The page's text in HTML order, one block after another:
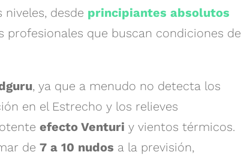
desde principiantes absolutos
profesionales que buscan condiciones de
, ya que a menudo no detecta los
en el Estrecho y los relieves
efecto Venturi y vientos térmicos.
de 7 a 10 nudos a la previsión,